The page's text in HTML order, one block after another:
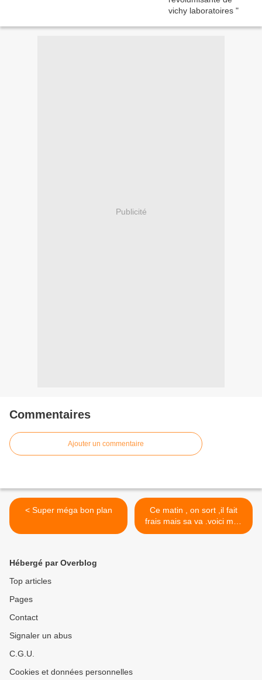
Publicité
Commentaires
Ajouter un commentaire
< Super méga bon plan
Ce matin , on sort ,il fait
frais mais sa va .voici mes
deux dernières ,ma poulette
Hébergé par Overblog
Top articles
Pages
Contact
Signaler un abus
C.G.U.
Cookies et données personnelles